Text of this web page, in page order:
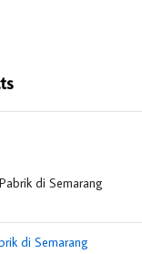
di Semarang